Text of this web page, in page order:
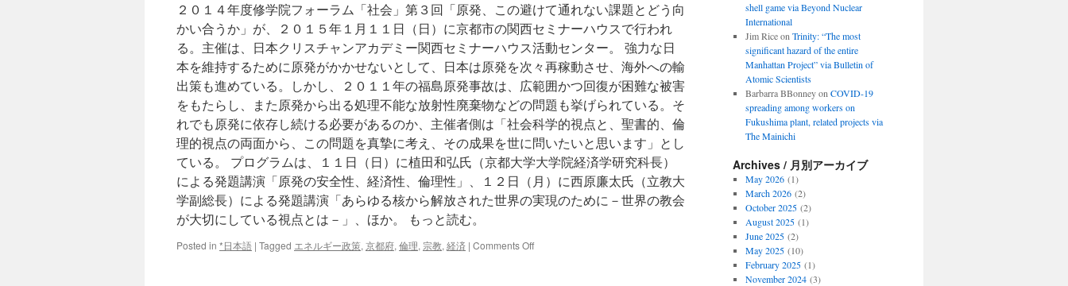
２０１４年度修学院フォーラム「社会」第３回「原発、この避けて通れない課題とどう向
かい合うか」が、２０１５年１月１１日（日）に京都市の関西セミナーハウスで行われ
る。主催は、日本クリスチャンアカデミー関西セミナーハウス活動センター。 強力な日
本を維持するために原発がかかせないとして、日本は原発を次々再稼動させ、海外への輸
出策も進めている。しかし、２０１１年の福島原発事故は、広範囲かつ回復が困難な被害
をもたらし、また原発から出る処理不能な放射性廃棄物などの問題も挙げられている。そ
れでも原発に依存し続ける必要があるのか、主催者側は「社会科学的視点と、聖書的、倫
理的視点の両面から、この問題を真摯に考え、その成果を世に問いたいと思います」とし
ている。 プログラムは、１１日（日）に植田和弘氏（京都大学大学院経済学研究科長）
による発題講演「原発の安全性、経済性、倫理性」、１２日（月）に西原廉太氏（立教大
学副総長）による発題講演「あらゆる核から解放された世界の実現のために－世界の教会
が大切にしている視点とは－」、ほか。 もっと読む。
Posted in *日本語 | Tagged エネルギー政策, 京都府, 倫理, 宗教, 経済 | Comments Offon
shell game via Beyond Nuclear
International
Jim Riceon Trinity: “The most
significant hazard of the entire
Manhattan Project” via Bulletin of
Atomic Scientists
Barbarra BBonneyon COVID-19
spreading among workers on
Fukushima plant, related projects via
The Mainichi
Archives / 月別アーカイブ
May 2026(1)
March 2026(2)
October 2025(2)
August 2025(1)
June 2025(2)
May 2025(10)
February 2025(1)
November 2024(3)